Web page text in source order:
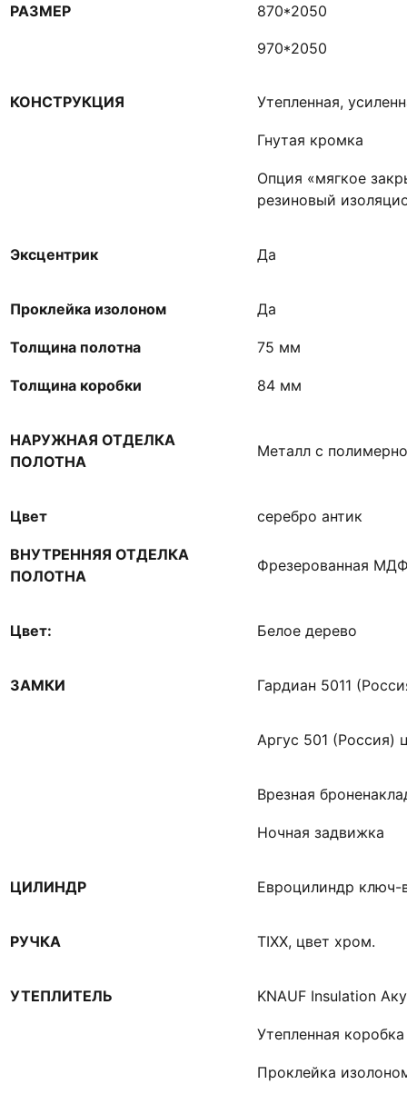
РАЗМЕР 870*2050
970*2050
КОНСТРУКЦИЯ Утепленная,
Гнутая кромка
Опция «мягкое
резиновый
Эксцентрик Да
Проклейка изолоном Да
Толщина полотна 75 мм
Толщина коробки 84 мм
НАРУЖНАЯ ОТДЕЛКА
ПОЛОТНА
Металл с
Цвет серебро антик
ВНУТРЕННЯЯ ОТДЕЛКА
ПОЛОТНА
Фрезерованная
Цвет: Белое дерево
ЗАМКИ Гардиан 5011
Аргус 501 (Россия)
Врезная
Ночная задвижка
ЦИЛИНДР Евроцилиндр ключ-
РУЧКА TIXX, цвет хром.
УТЕПЛИТЕЛЬ KNAUF Insulation
Утепленная
Проклейка